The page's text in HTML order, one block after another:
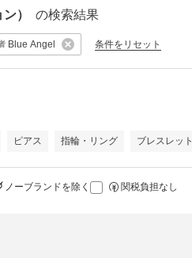
） の検索結果
Blue Angel 条件をリセット
ピアス 指輪・リング ブレスレット
ノーブランドを除く
関税負担なし